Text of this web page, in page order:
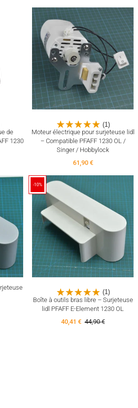
de
1230
(1)
Moteur électrique pour surjeteuse lidl
– Compatible PFAFF 1230 OL /
Singer / Hobbylock
61,90 €
-10%
(1)
Boîte à outils bras libre – Surjeteuse
lidl PFAFF E-Element 1230 OL
40,41 € 44,90 €